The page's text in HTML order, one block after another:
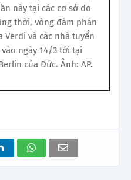
này tại các cơ sở do
thời, vòng đàm phán
và các nhà tuyển
ngày 14/3 tới tại
của Đức. Ảnh: AP.